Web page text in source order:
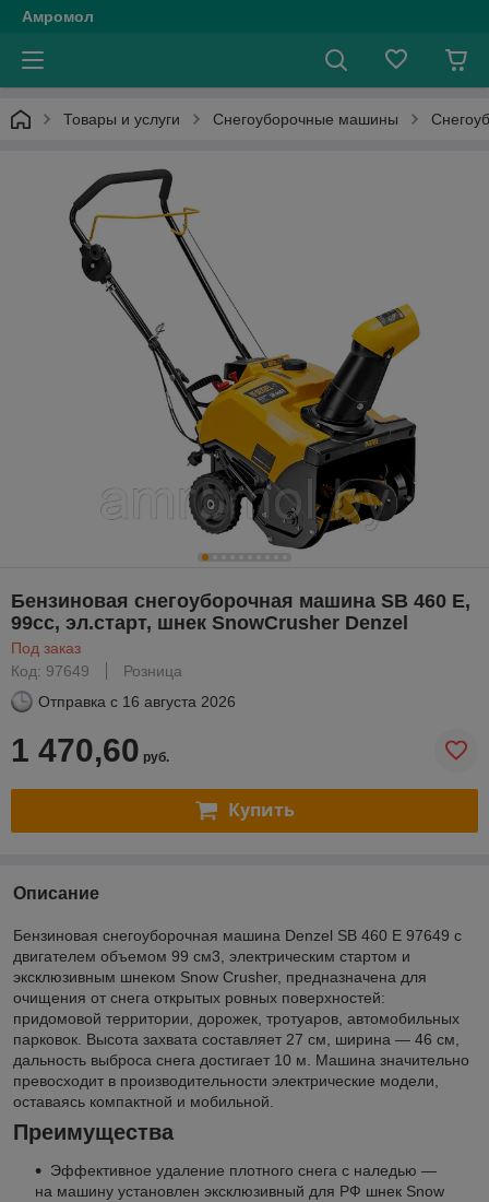
Амромол
Товары и услуги Снегоуборочные машины
Бензиновая снегоуборочная машина SB 460 E,
99cc, эл.старт, шнек SnowCrusher Denzel
Под заказ
Код: 97649
Розница
Отправка с 16 августа 2026
1 470,60 руб.
Купить
Описание
Бензиновая снегоуборочная машина Denzel SB 460 E 97649 с
двигателем объемом 99 см3, электрическим стартом и
эксклюзивным шнеком Snow Crusher, предназначена для
очищения от снега открытых ровных поверхностей:
придомовой территории, дорожек, тротуаров, автомобильных
парковок. Высота захвата составляет 27 см, ширина — 46 см,
дальность выброса снега достигает 10 м. Машина значительно
превосходит в производительности электрические модели,
оставаясь компактной и мобильной.
Преимущества
Эффективное удаление плотного снега с наледью —
на машину установлен эксклюзивный для РФ шнек Snow